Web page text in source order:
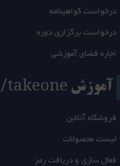
درخواست گواهینامه
درخواست برگزاری دوره
اجاره فضای آموزشی
آموزش CBT/takeone
فروشگاه آنلاین
لیست محصولات
فعال سازی و دریافت رمز